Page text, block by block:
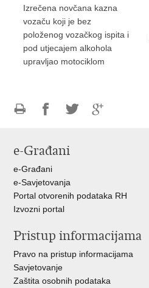
Izrečena novčana kazna
vozaču koji je bez
položenog vozačkog ispita i
pod utjecajem alkohola
upravljao motociklom
FacebookuTwitteru
e-Građani
e-Građani
e-Savjetovanja
Portal otvorenih podataka RH
Izvozni portal
Pristup informacijama
Pravo na pristup informacijama
Savjetovanje
Zaštita osobnih podataka